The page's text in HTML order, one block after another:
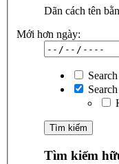
Dãn cách tên
Mới hơn ngày:
Tìm kiếm